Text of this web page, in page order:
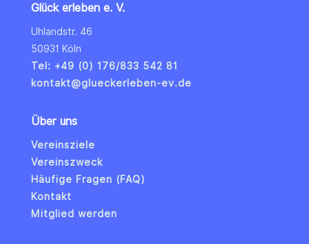
Glück erleben e. V.
Uhlandstr. 46
50931 Köln
Tel: +49 (0) 176/833 542 81
kontakt@glueckerleben-ev.de
Über uns
Vereinsziele
Vereinszweck
Häufige Fragen (FAQ)
Kontakt
Mitglied werden